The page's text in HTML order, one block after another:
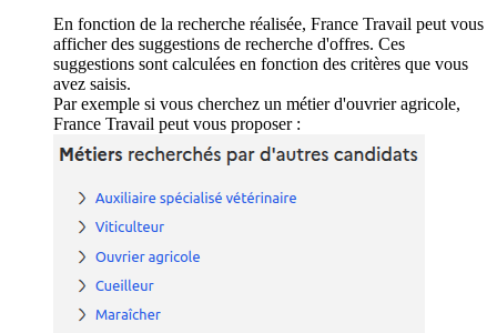
En fonction de la recherche réalisée, France Travail peut vous
afficher des suggestions de recherche d'offres. Ces
suggestions sont calculées en fonction des critères que vous
avez saisis.
Par exemple si vous cherchez un métier d'ouvrier agricole,
France Travail peut vous proposer :